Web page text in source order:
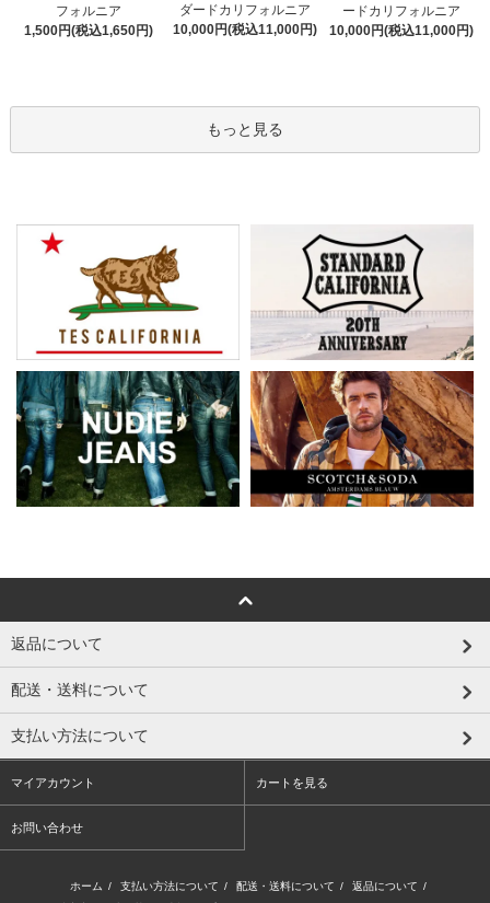
フォルニア
1,500円(税込1,650円)
ダードカリフォルニア
10,000円(税込11,000円)
ードカリフォルニア
10,000円(税込11,000円)
もっと見る
返品について
配送・送料について
支払い方法について
マイアカウント カートを見る
お問い合わせ
ホーム / 支払い方法について / 配送・送料について / 返品について /